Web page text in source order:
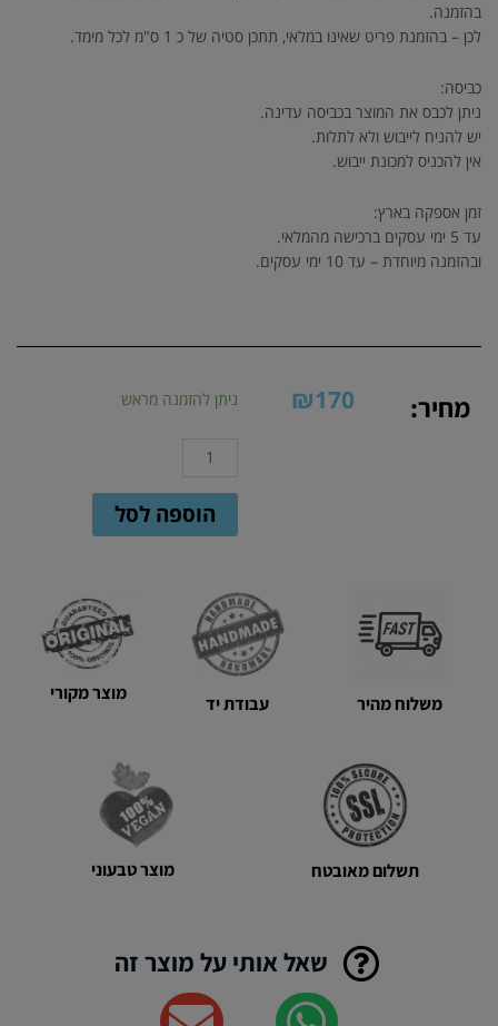
בהזמנה.
לכן – בהזמנת פריט שאינו במלאי, תתכן סטיה של כ 1 ס"מ לכל מימד.
כביסה:
ניתן לכבס את המוצר בכביסה עדינה.
יש להניח לייבוש ולא לתלות.
אין להכניס למכונת ייבוש.
זמן אספקה בארץ:
עד 5 ימי עסקים ברכישה מהמלאי.
ובהזמנה מיוחדת – עד 10 ימי עסקים.
מחיר: ₪170 ניתן להזמנה מראש
כמות
סלסילת
עגולה
בצבעהוספה לסל
משלוח מהיר עבודת יד מוצר מקורי
תשלום מאובטח מוצר טבעוני
שאל אותי על מוצר זה